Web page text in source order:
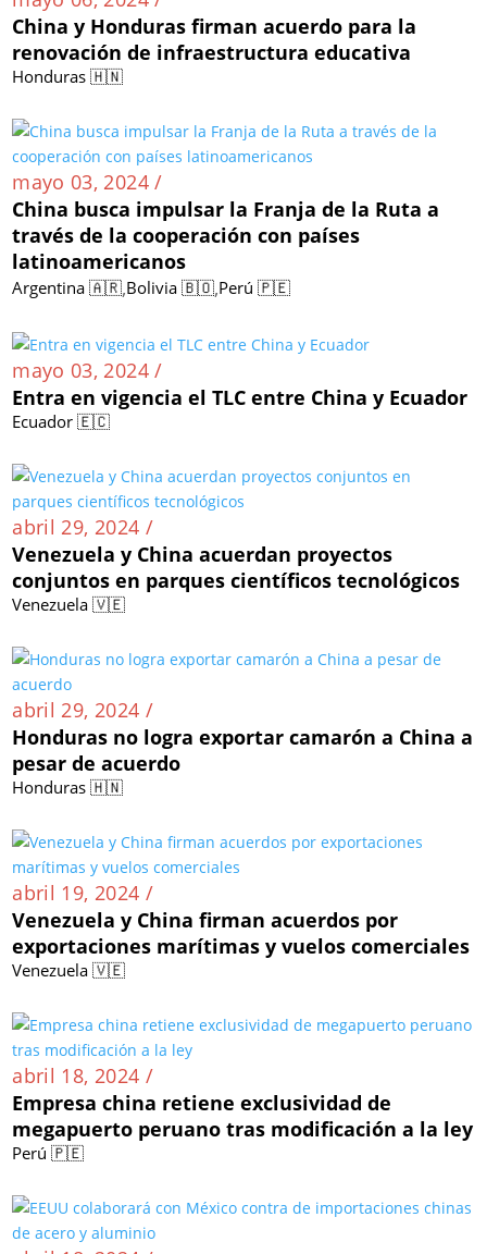
China y Honduras firman acuerdo para la
renovación de infraestructura educativa
Honduras 🇭🇳
mayo 03, 2024 /
China busca impulsar la Franja de la Ruta a
través de la cooperación con países
latinoamericanos
Argentina 🇦🇷,Bolivia 🇧🇴,Perú 🇵🇪
mayo 03, 2024 /
Entra en vigencia el TLC entre China y Ecuador
Ecuador 🇪🇨
abril 29, 2024 /
Venezuela y China acuerdan proyectos
conjuntos en parques científicos tecnológicos
Venezuela 🇻🇪
abril 29, 2024 /
Honduras no logra exportar camarón a China a
pesar de acuerdo
Honduras 🇭🇳
abril 19, 2024 /
Venezuela y China firman acuerdos por
exportaciones marítimas y vuelos comerciales
Venezuela 🇻🇪
abril 18, 2024 /
Empresa china retiene exclusividad de
megapuerto peruano tras modificación a la ley
Perú 🇵🇪